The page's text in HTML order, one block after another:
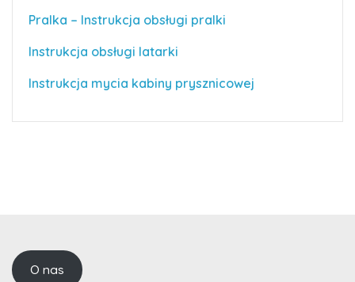
Pralka – Instrukcja obsługi pralki
Instrukcja obsługi latarki
Instrukcja mycia kabiny prysznicowej
O nas